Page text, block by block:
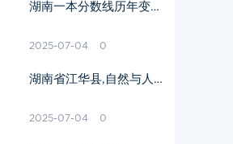
湖南一本分数线历年变化
与报考策略解析
2025-07-04 0
湖南省江华县,自然与人
解析
2025-07-04 0